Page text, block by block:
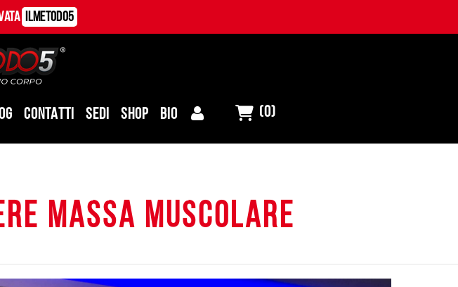
ILMetodo5
CONTATTI SEDI SHOP BIO (0)
massa muscolare